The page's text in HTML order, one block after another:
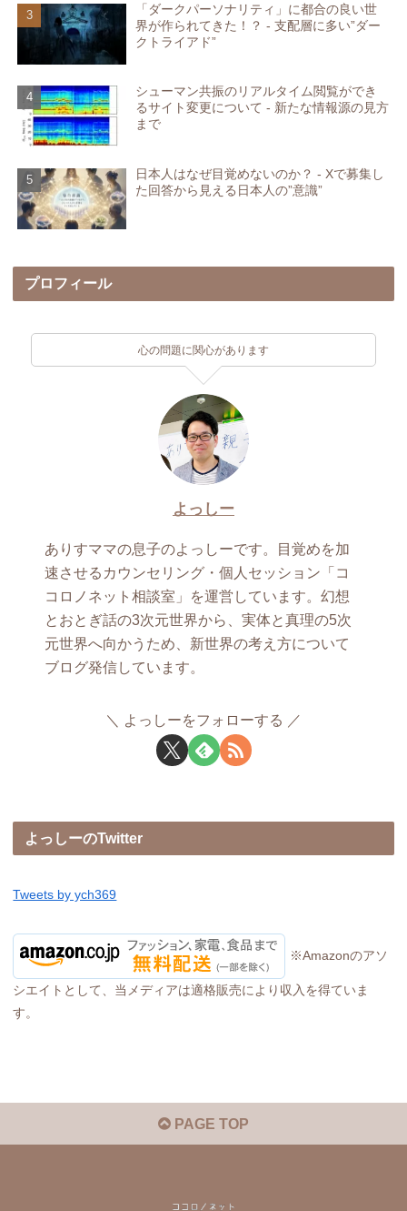
「ダークパーソナリティ」に都合の良い世
界が作られてきた！？ - 支配層に多い”ダー
クトライアド”
シューマン共振のリアルタイム閲覧ができ
るサイト変更について - 新たな情報源の見方
まで
日本人はなぜ目覚めないのか？ - Xで募集し
た回答から見える日本人の”意識”
プロフィール
心の問題に関心があります
よっしー
ありすママの息子のよっしーです。目覚めを加
速させるカウンセリング・個人セッション「コ
コロノネット相談室」を運営しています。幻想
とおとぎ話の3次元世界から、実体と真理の5次
元世界へ向かうため、新世界の考え方について
ブログ発信しています。
よっしーをフォローする
よっしーのTwitter
Tweets by ych369
※Amazonのアソ
シエイトとして、当メディアは適格販売により収入を得ていま
す。
PAGE TOP